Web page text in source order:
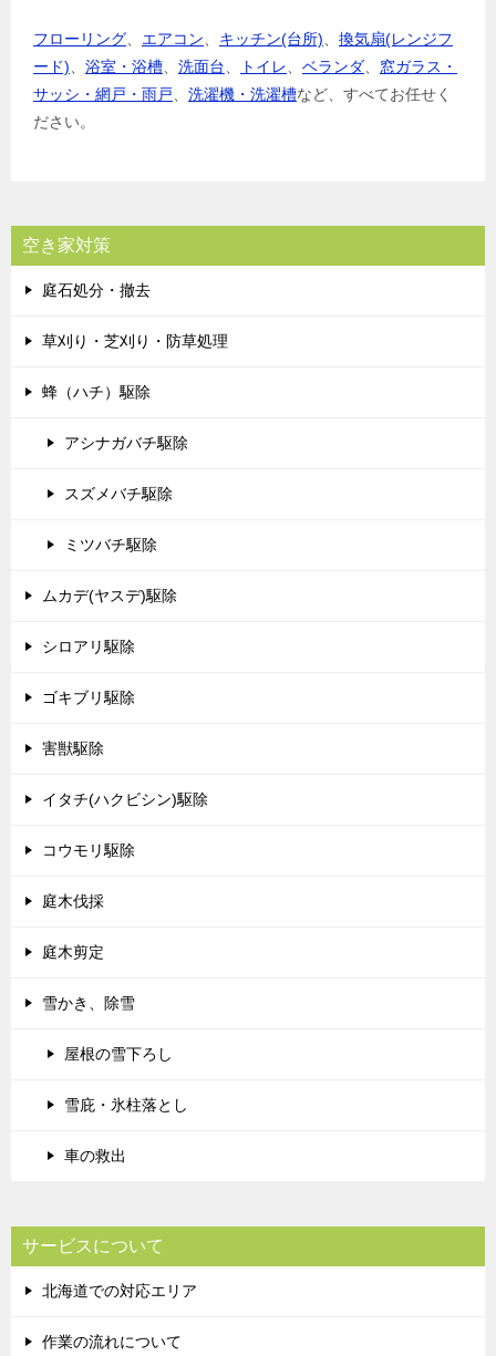
フローリング エアコン キッチン(台所)
換気扇(レンジフ
ード)
浴室・浴槽 洗面台 トイレ ベランダ
窓ガラス・
サッシ・網戸・雨戸
洗濯機・洗濯槽など、すべてお任せく
ださい。
空き家対策
庭石処分・撤去
草刈り・芝刈り・防草処理
蜂（ハチ）駆除
アシナガバチ駆除
スズメバチ駆除
ミツバチ駆除
ムカデ(ヤスデ)駆除
シロアリ駆除
ゴキブリ駆除
害獣駆除
イタチ(ハクビシン)駆除
コウモリ駆除
庭木伐採
庭木剪定
雪かき、除雪
屋根の雪下ろし
雪庇・氷柱落とし
車の救出
サービスについて
北海道での対応エリア
作業の流れについて